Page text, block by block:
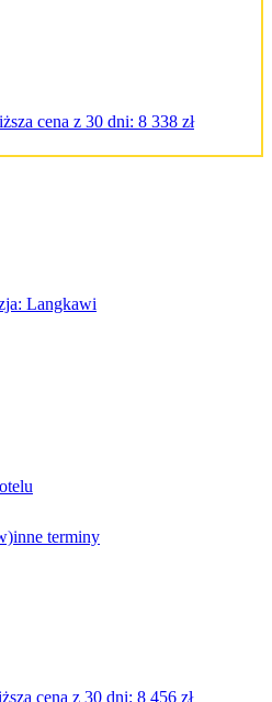
cena z 30 dni: 8 338 zł
Langkawi
inne terminy
cena z 30 dni: 8 456 zł